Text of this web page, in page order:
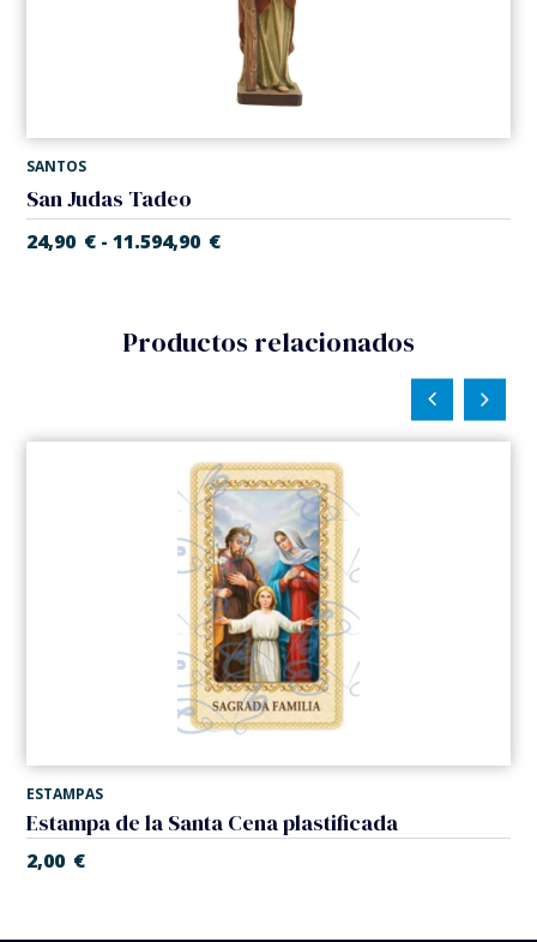
SANTOS
San Judas Tadeo
24,90 € - 11.594,90 €
Productos relacionados
ESTAMPAS
Estampa de la Santa Cena plastificada
2,00 €